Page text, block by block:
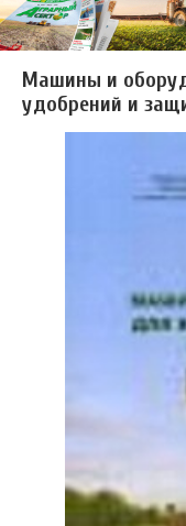
Машины и
удобрений и